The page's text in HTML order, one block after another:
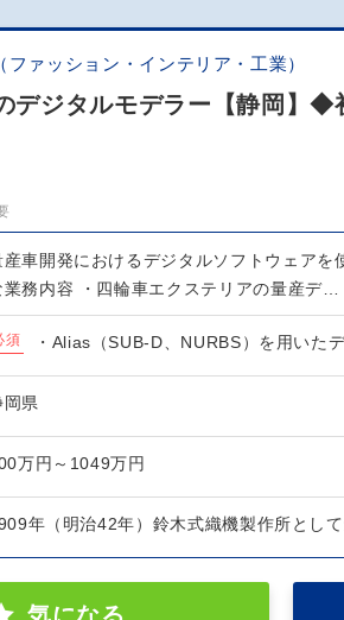
ファッション・インテリア・工業）
デジタルモデラー【静岡】
産車開発におけるデジタルソフトウェア
業務内容 ・四輪車エクステリアの量産デ…
須 ・Alias（SUB-D、NURBS）を用いた
岡県
万円～1049万円
年（明治42年）鈴木式織機製作所とし